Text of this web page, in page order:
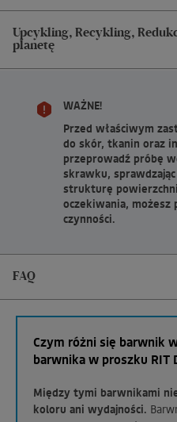
Upcykling, Recykling,
planetę
WAŻNE!
Przed właściwym
do skór, tkanin oraz
przeprowadź próbę
skrawku,
strukturę
oczekiwania, możesz
czynności.
FAQ
Czym różni się barwnik
barwnika w proszku RIT
Między tymi barwnikami
koloru ani wydajności.